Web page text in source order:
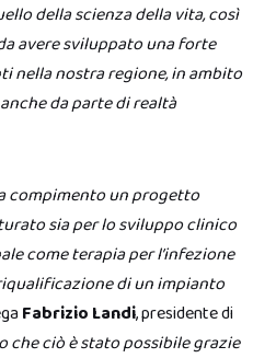
della scienza della vita, così
avere sviluppato una forte
nella nostra regione, in ambito
da parte di realtà
compimento un progetto
sia per lo sviluppo clinico
come terapia per l’infezione
di un impianto
Fabrizio Landi, presidente di
che ciò è stato possibile grazie